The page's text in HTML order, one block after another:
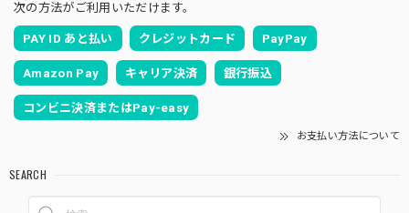
次の方法がご利用いただけます。
PAY ID あと払い クレジットカード PayPay
Amazon Pay キャリア決済 銀行振込
コンビニ決済またはPay-easy
お支払い方法について
SEARCH